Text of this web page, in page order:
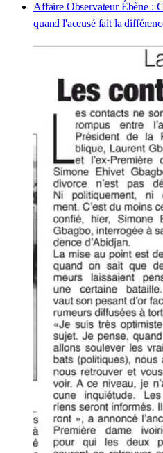
Affaire Observateur Ébène :
quand l'accusé fait la